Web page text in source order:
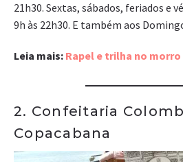
21h30. Sextas, sábados, feriados e
9h às 22h30. E também aos
Leia mais: Rapel e trilha no
2. Confeitaria
Copacabana